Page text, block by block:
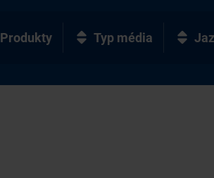
Produkty Typ média